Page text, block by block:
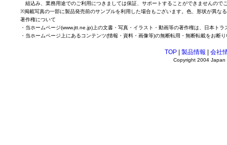
組込み、業務用途でのご利用につきましては保証、サポートすることができませんので
※掲載写真の一部に製品発売前のサンプルを利用した場合もございます。色、形状が異な
著作権について
・当ホームページ(www.jtt.ne.jp)上の文書・写真・イラスト・動画等の著作権は、日本ト
・当ホームページ上にあるコンテンツ(情報・資料・画像等)の無断転用・無断転載をお断
TOP| 製品情報 会社
Copyright 2004 Japan